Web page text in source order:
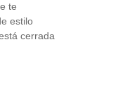
te
estilo
cerrada